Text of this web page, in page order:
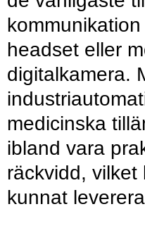
headset eller
digitalkamera.
medicinska
ibland vara
räckvidd, vilket
kunnat